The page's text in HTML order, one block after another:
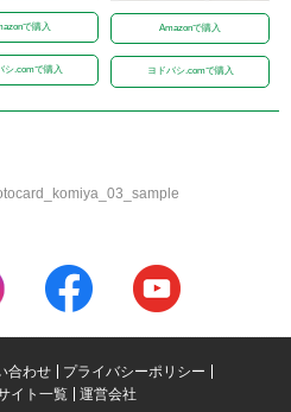
で購入
シ.comで購入
Amazonで購入
ヨドバシ.comで購入
合わせ
プライバシーポリシー
イト一覧
運営会社